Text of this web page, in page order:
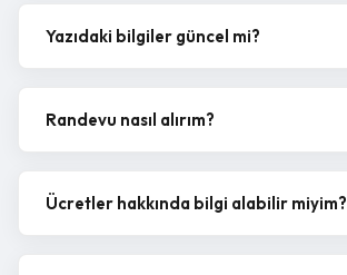
Yazıdaki bilgiler güncel mi?
Randevu nasıl alırım?
Ücretler hakkında bilgi alabilir miyim?